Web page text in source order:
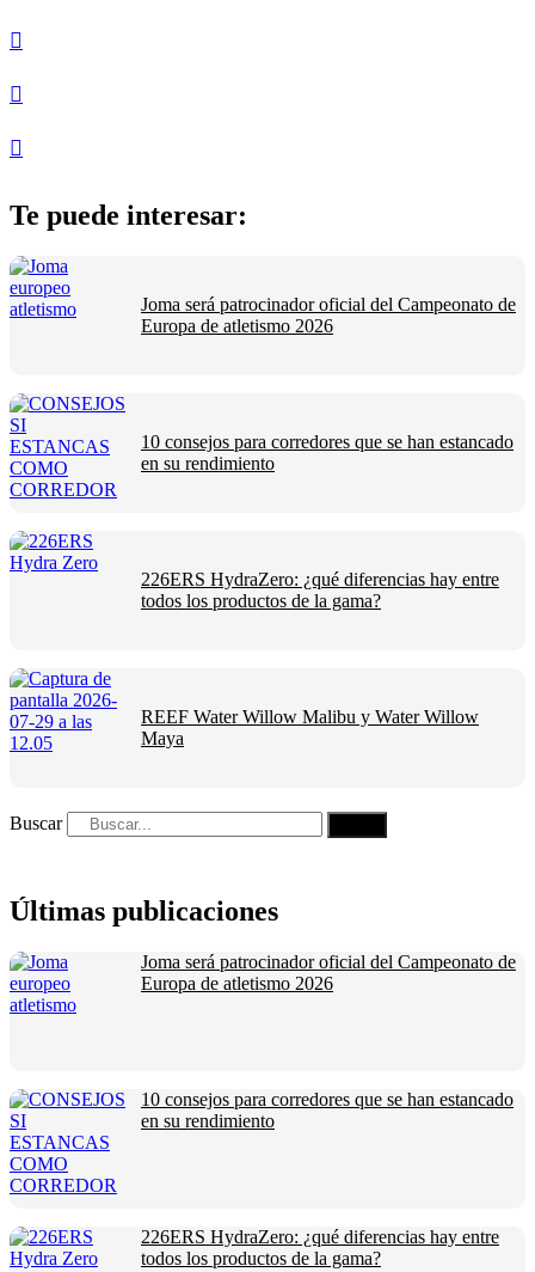
Te puede interesar:
Joma será patrocinador oficial del Campeonato de
Europa de atletismo 2026
10 consejos para corredores que se han estancado
en su rendimiento
226ERS HydraZero: ¿qué diferencias hay entre
todos los productos de la gama?
REEF Water Willow Malibu y Water Willow
Maya
Buscar
Últimas publicaciones
Joma será patrocinador oficial del Campeonato de
Europa de atletismo 2026
10 consejos para corredores que se han estancado
en su rendimiento
226ERS HydraZero: ¿qué diferencias hay entre
todos los productos de la gama?